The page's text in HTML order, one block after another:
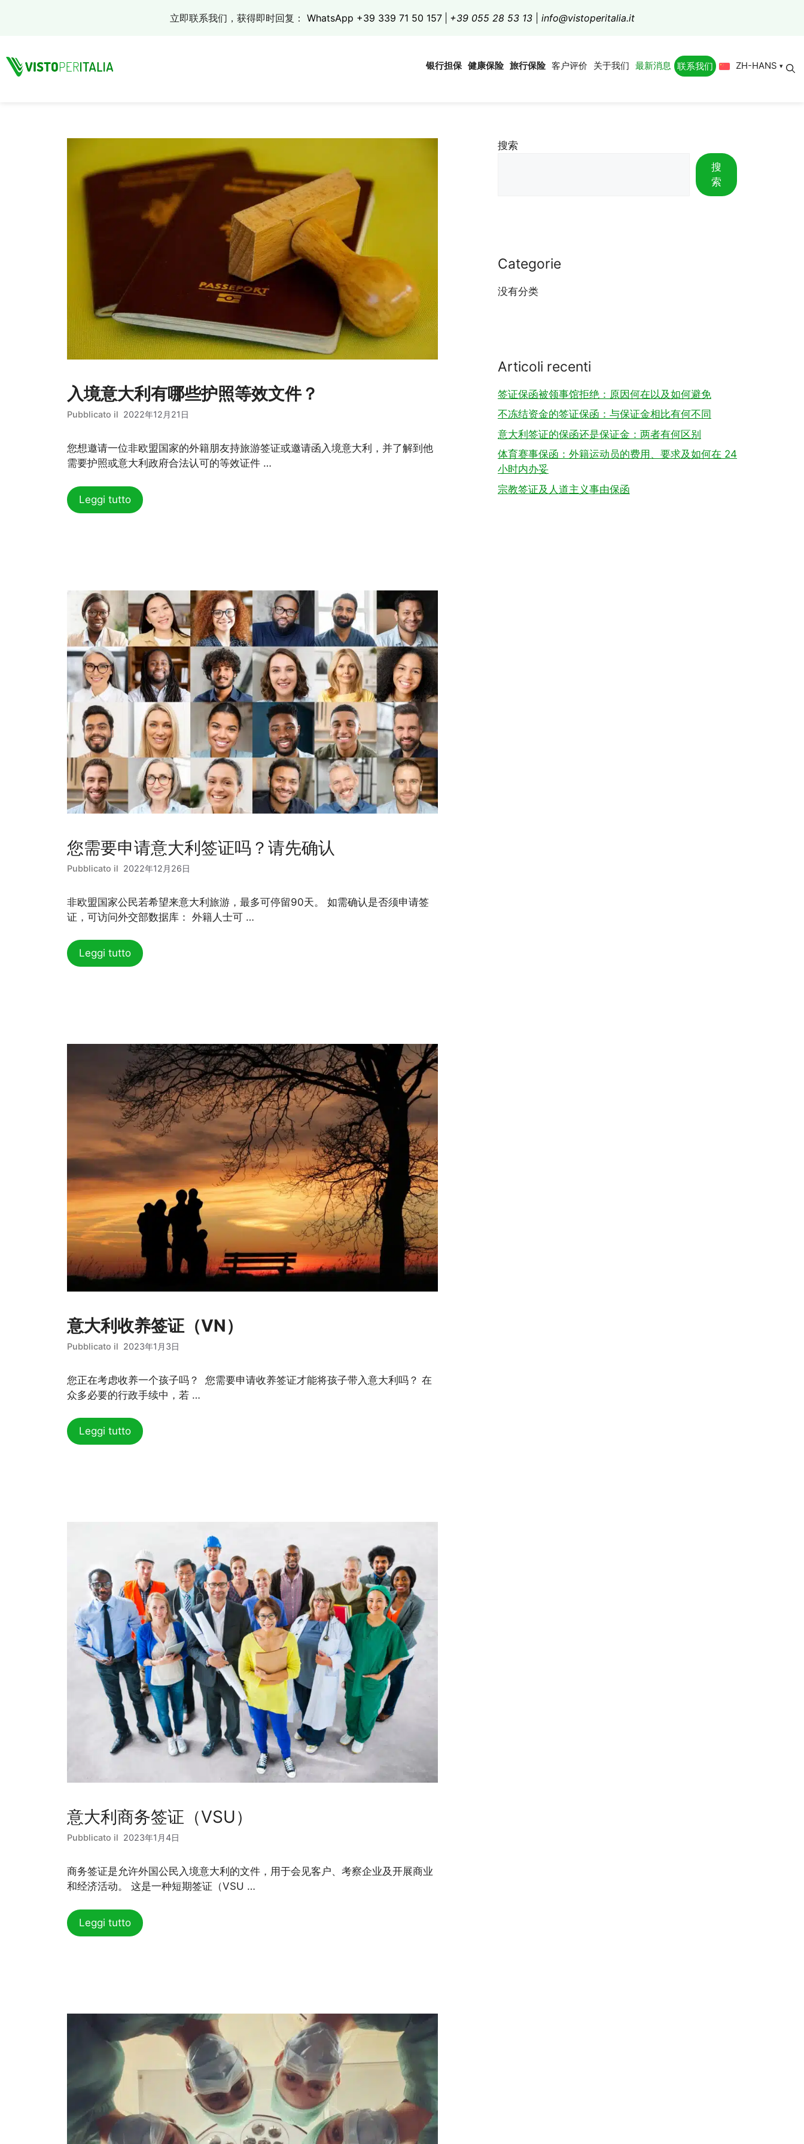
立即联系我们，获得即时回复： WhatsApp +39 339 71 50 157 +39 055 28 53 13 info@vistoperitalia.it
银行担保 健康保险 旅行保险 客户评价 关于我们 最新消息 联系我们 ZH-HANS
入境意大利有哪些护照等效文件？
2022年12月21日
您想邀请一位非欧盟国家的外籍朋友持旅游签证或邀请函入境意大利，并了解到他
需要护照或意大利政府合法认可的等效证件 …
Leggi tutto
您需要申请意大利签证吗？请先确认
2022年12月26日
非欧盟国家公民若希望来意大利旅游，最多可停留90天。 如需确认是否须申请签
证，可访问外交部数据库： 外籍人士可 …
Leggi tutto
意大利收养签证（VN）
2023年1月3日
您正在考虑收养一个孩子吗？ 您需要申请收养签证才能将孩子带入意大利吗？ 在
众多必要的行政手续中，若 …
Leggi tutto
意大利商务签证（VSU）
2023年1月4日
商务签证是允许外国公民入境意大利的文件，用于会见客户、考察企业及开展商业
和经济活动。 这是一种短期签证（VSU …
Leggi tutto
搜索
搜
索
Categorie
没有分类
Articoli recenti
签证保函被领事馆拒绝：原因何在以及如何避免
不冻结资金的签证保函：与保证金相比有何不同
意大利签证的保函还是保证金：两者有何区别
体育赛事保函：外籍运动员的费用、要求及如何在 24
小时内办妥
宗教签证及人道主义事由保函